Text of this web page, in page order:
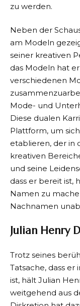
zu werden.
Neben der
am Modeln
seiner kreativen
das Modeln hat
verschiedenen
Mode- und
Diese dualen
Plattform, um
etablieren, der in
kreativen
und seine
dass er bereit ist,
Namen zu
Nachnamen
Julian Henry
Trotz seines
Tatsache, dass
ist, hält Julian
weitgehend aus